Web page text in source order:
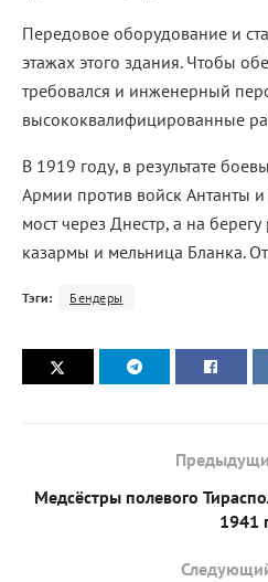
Передовое оборудование и
этажах этого здания. Чтобы
требовался и инженерный
высококвалифицированные
В 1919 году, в результате
Армии против войск Антанты
мост через Днестр, а на
казармы и мельница Бланка.
Тэги: Бендеры
Медсёстры полевого
1941